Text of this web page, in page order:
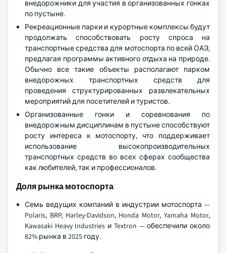
внедорожники для участия в организованных гонках
по пустыне.
Рекреационные парки и курортные комплексы будут
продолжать способствовать росту спроса на
транспортные средства для мотоспорта по всей ОАЭ,
предлагая программы активного отдыха на природе.
Обычно все такие объекты располагают парком
внедорожных транспортных средств для
проведения структурированных развлекательных
мероприятий для посетителей и туристов.
Организованные гонки и соревнования по
внедорожным дисциплинам в пустыне способствуют
росту интереса к мотоспорту, что поддерживает
использование высокопроизводительных
транспортных средств во всех сферах сообщества
как любителей, так и профессионалов.
Доля рынка мотоспорта
Семь ведущих компаний в индустрии мотоспорта —
Polaris, BRP, Harley-Davidson, Honda Motor, Yamaha Motor,
Kawasaki Heavy Industries и Textron — обеспечили около
82% рынка в 2025 году.